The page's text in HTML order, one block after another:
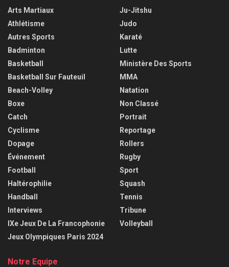
Arts Martiaux
Athlétisme
Autres Sports
Badminton
Basketball
Basketball Sur Fauteuil
Beach-Volley
Boxe
Catch
Cyclisme
Dopage
Événement
Football
Haltérophilie
Handball
Interviews
IXe Jeux De La Francophonie
Jeux Olympiques Paris 2024
Ju-Jitshu
Judo
Karaté
Lutte
Ministère Des Sports
MMA
Natation
Non Classé
Portrait
Reportage
Rollers
Rugby
Sport
Squash
Tennis
Tribune
Volleyball
Notre Equipe